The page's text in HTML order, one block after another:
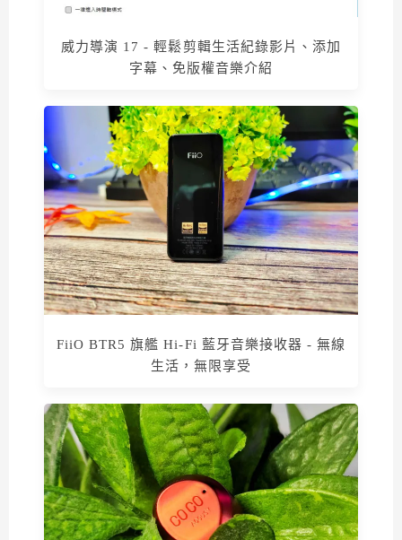
威力導演 17 - 輕鬆剪輯生活紀錄影片、添加
字幕、免版權音樂介紹
FiiO BTR5 旗艦 Hi-Fi 藍牙音樂接收器 - 無線
生活，無限享受